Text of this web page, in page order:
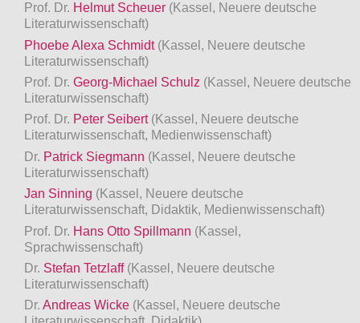
Prof. Dr. Helmut Scheuer (Kassel, Neuere deutsche
Literaturwissenschaft)
Phoebe Alexa Schmidt (Kassel, Neuere deutsche
Literaturwissenschaft)
Prof. Dr. Georg-Michael Schulz (Kassel, Neuere deutsche
Literaturwissenschaft)
Prof. Dr. Peter Seibert (Kassel, Neuere deutsche
Literaturwissenschaft, Medienwissenschaft)
Dr. Patrick Siegmann (Kassel, Neuere deutsche
Literaturwissenschaft)
Jan Sinning (Kassel, Neuere deutsche
Literaturwissenschaft, Didaktik, Medienwissenschaft)
Prof. Dr. Hans Otto Spillmann (Kassel,
Sprachwissenschaft)
Dr. Stefan Tetzlaff (Kassel, Neuere deutsche
Literaturwissenschaft)
Dr. Andreas Wicke (Kassel, Neuere deutsche